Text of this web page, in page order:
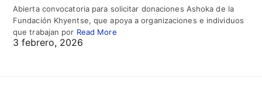
Abierta convocatoria para solicitar donaciones Ashoka de la
Fundación Khyentse, que apoya a organizaciones e individuos
que trabajan por Read More
3 febrero, 2026